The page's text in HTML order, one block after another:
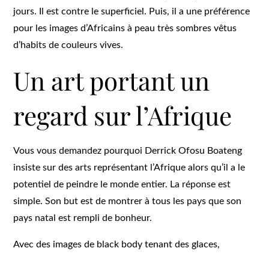
jours. Il est contre le superficiel. Puis, il a une préférence
pour les images d’Africains à peau très sombres vêtus
d’habits de couleurs vives.
Un art portant un
regard sur l’Afrique
Vous vous demandez pourquoi Derrick Ofosu Boateng
insiste sur des arts représentant l’Afrique alors qu’il a le
potentiel de peindre le monde entier. La réponse est
simple. Son but est de montrer à tous les pays que son
pays natal est rempli de bonheur.
Avec des images de black body tenant des glaces,